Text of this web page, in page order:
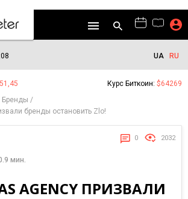
UA RU
Курс Биткоин: $64269
Бренды
бренды остановить Zlo!
0 2032
мин.
AGENCY ПРИЗВАЛИ